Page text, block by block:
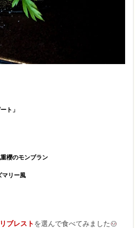
ト」
櫻のモンブラン
リー風
ブレストを選んで食べてみました